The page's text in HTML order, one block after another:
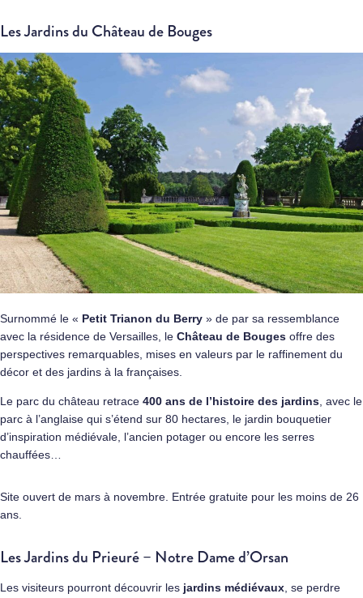
Les Jardins du Château de Bouges
Surnommé le « Petit Trianon du Berry » de par sa ressemblance
avec la résidence de Versailles, le Château de Bouges offre des
perspectives remarquables, mises en valeurs par le raffinement du
décor et des jardins à la françaises.
Le parc du château retrace 400 ans de l’histoire des jardins , avec le
parc à l’anglaise qui s’étend sur 80 hectares, le jardin bouquetier
d’inspiration médiévale, l’ancien potager ou encore les serres
chauffées…
Site ouvert de mars à novembre. Entrée gratuite pour les moins de 26
ans.
Les Jardins du Prieuré – Notre Dame d’Orsan
Les visiteurs pourront découvrir les jardins médiévaux , se perdre